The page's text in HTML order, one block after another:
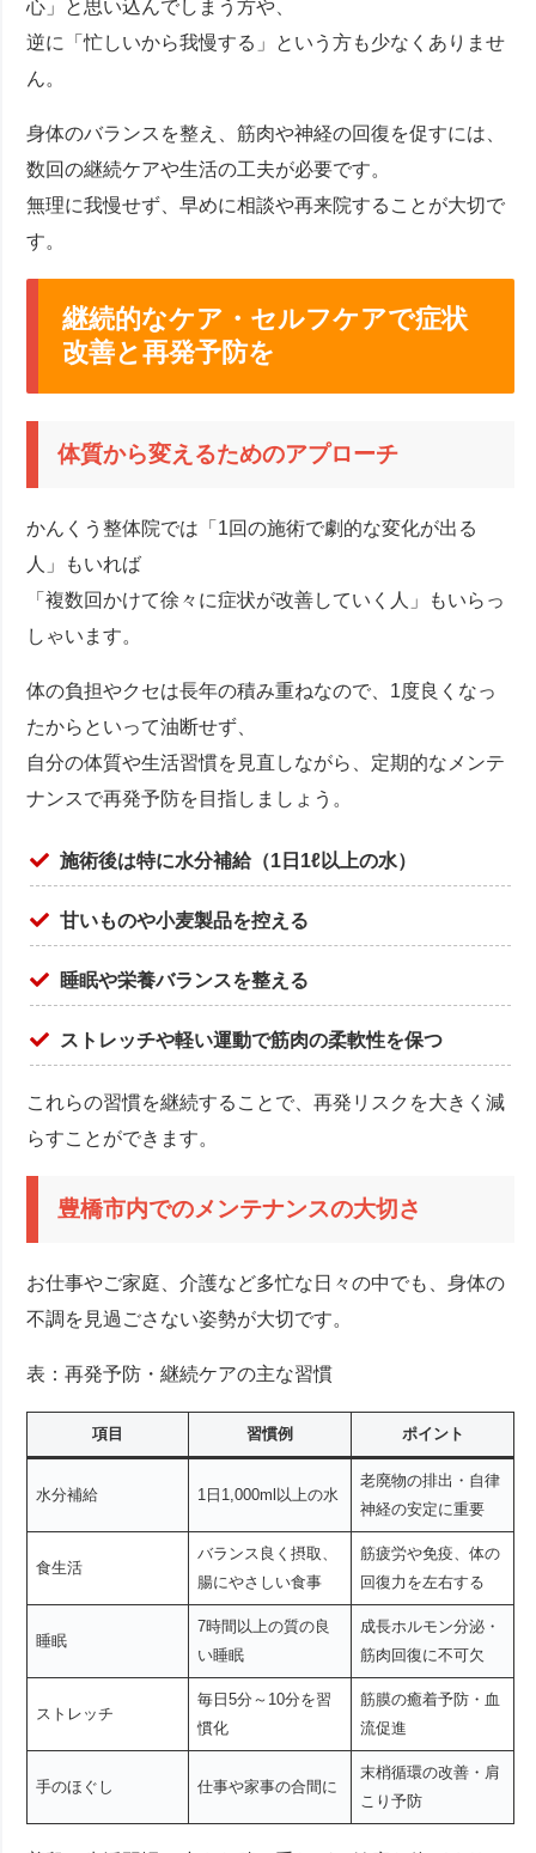
心」と思い込んでしまう方や、
逆に「忙しいから我慢する」という方も少なくありませ
ん。
身体のバランスを整え、筋肉や神経の回復を促すには、
数回の継続ケアや生活の工夫が必要です。
無理に我慢せず、早めに相談や再来院することが大切で
す。
継続的なケア・セルフケアで症状
改善と再発予防を
体質から変えるためのアプローチ
かんくう整体院では「1回の施術で劇的な変化が出る
人」もいれば
「複数回かけて徐々に症状が改善していく人」もいらっ
しゃいます。
体の負担やクセは長年の積み重ねなので、1度良くなっ
たからといって油断せず、
自分の体質や生活習慣を見直しながら、定期的なメンテ
ナンスで再発予防を目指しましょう。
施術後は特に水分補給（1日1ℓ以上の水）
甘いものや小麦製品を控える
睡眠や栄養バランスを整える
ストレッチや軽い運動で筋肉の柔軟性を保つ
これらの習慣を継続することで、再発リスクを大きく減
らすことができます。
豊橋市内でのメンテナンスの大切さ
お仕事やご家庭、介護など多忙な日々の中でも、身体の
不調を見過ごさない姿勢が大切です。
表：再発予防・継続ケアの主な習慣
項目 習慣例 ポイント
水分補給 1日1,000ml以上の水
老廃物の排出・自律
神経の安定に重要
食生活
バランス良く摂取、
腸にやさしい食事
筋疲労や免疫、体の
回復力を左右する
睡眠
7時間以上の質の良
い睡眠
成長ホルモン分泌・
筋肉回復に不可欠
ストレッチ
毎日5分～10分を習
慣化
筋膜の癒着予防・血
流促進
手のほぐし 仕事や家事の合間に
末梢循環の改善・肩
こり予防